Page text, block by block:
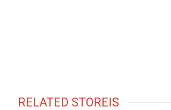
RELATED STOREIS